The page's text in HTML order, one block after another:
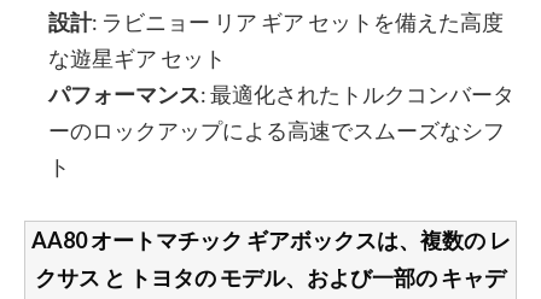
設計: ラビニョー リア ギア セットを備えた高度
な遊星ギア セット
パフォーマンス: 最適化されたトルクコンバータ
ーのロックアップによる高速でスムーズなシフ
ト
AA80オートマチック ギアボックスは、複数のレ
クサス と トヨタのモデル、および一部のキャデ